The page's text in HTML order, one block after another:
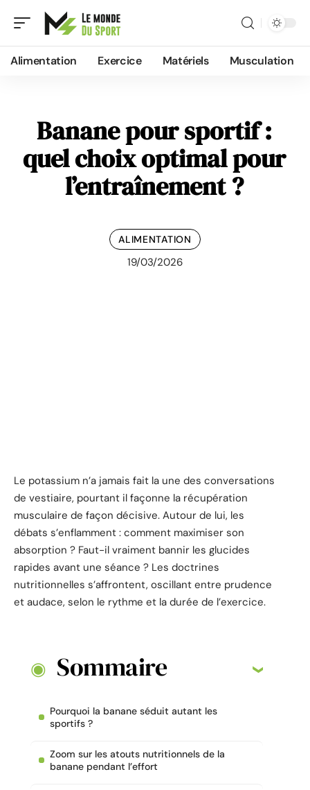
Alimentation Exercice Matériels Musculation
Banane pour sportif :
quel choix optimal pour
l’entraînement ?
ALIMENTATION
19/03/2026
Le potassium n’a jamais fait la une des conversations
de vestiaire, pourtant il façonne la récupération
musculaire de façon décisive. Autour de lui, les
débats s’enflamment : comment maximiser son
absorption ? Faut-il vraiment bannir les glucides
rapides avant une séance ? Les doctrines
nutritionnelles s’affrontent, oscillant entre prudence
et audace, selon le rythme et la durée de l’exercice.
Sommaire
Pourquoi la banane séduit autant les
sportifs ?
Zoom sur les atouts nutritionnels de la
banane pendant l’effort